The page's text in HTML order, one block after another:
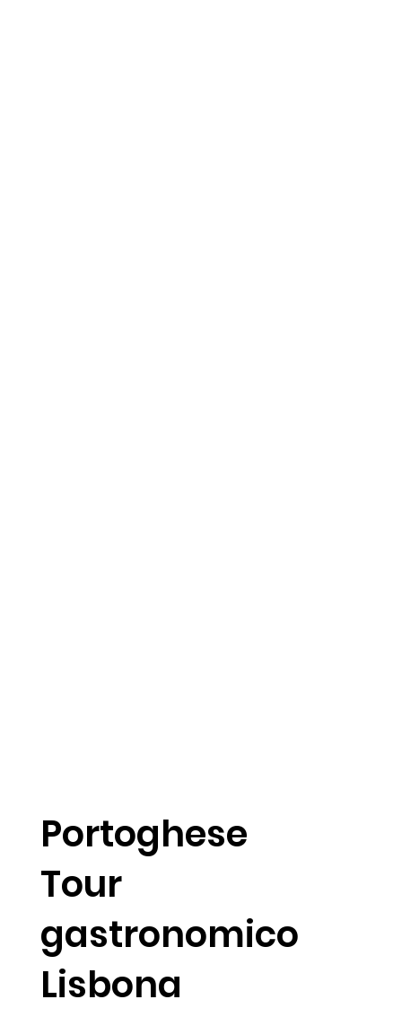
Portoghese
Tour
gastronomico
Lisbona